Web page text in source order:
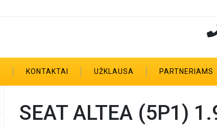
KONTAKTAI UŽKLAUSA PARTNERIAMS
SEAT ALTEA (5P1)